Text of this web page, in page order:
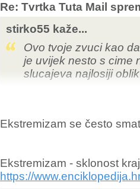
Re: Tvrtka Tuta Mail
stirko55 kaže...
Ovo tvoje zvuci kao
je uvijek nesto s cime
slucajeva najlosiji
Ekstremizam se često
Ekstremizam - sklonost
https://